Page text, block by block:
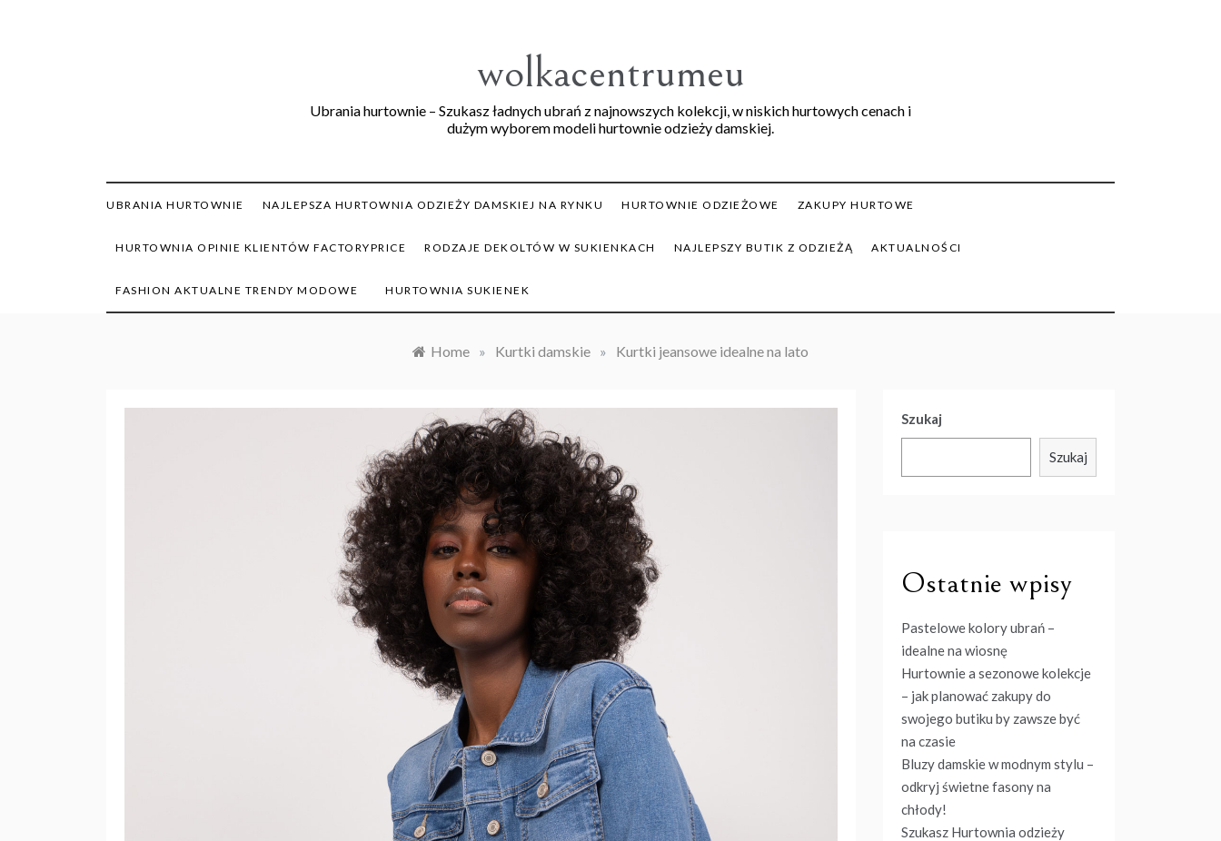
wolkacentrumeu
Ubrania hurtownie – Szukasz ładnych ubrań z najnowszych kolekcji, w niskich hurtowych cenach i
dużym wyborem modeli hurtownie odzieży damskiej.
UBRANIA HURTOWNIE NAJLEPSZA HURTOWNIA ODZIEŻY DAMSKIEJ NA RYNKU HURTOWNIE ODZIEŻOWE ZAKUPY HURTOWE
HURTOWNIA OPINIE KLIENTÓW FACTORYPRICE RODZAJE DEKOLTÓW W SUKIENKACH NAJLEPSZY BUTIK Z ODZIEŻĄ AKTUALNOŚCI
FASHION AKTUALNE TRENDY MODOWE HURTOWNIA SUKIENEK
Home » Kurtki damskie » Kurtki jeansowe idealne na lato
Szukaj
Szukaj
Ostatnie wpisy
Pastelowe kolory ubrań –
idealne na wiosnę
Hurtownie a sezonowe kolekcje
– jak planować zakupy do
swojego butiku by zawsze być
na czasie
Bluzy damskie w modnym stylu –
odkryj świetne fasony na
chłody!
Szukasz Hurtownia odzieży